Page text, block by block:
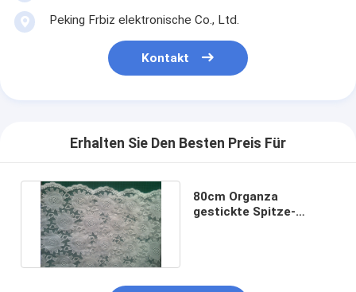
Peking Frbiz elektronische Co., Ltd.
Kontakt
Erhalten Sie Den Besten Preis Für
80cm Organza
gestickte Spitze-